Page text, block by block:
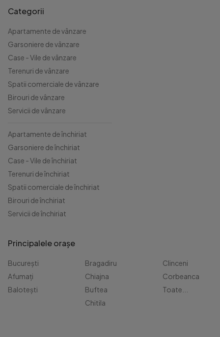
Categorii
Apartamente de vânzare
Garsoniere de vânzare
Case - Vile de vânzare
Terenuri de vânzare
Spatii comerciale de vânzare
Birouri de vânzare
Servicii de vânzare
Apartamente de închiriat
Garsoniere de închiriat
Case - Vile de închiriat
Terenuri de închiriat
Spatii comerciale de închiriat
Birouri de închiriat
Servicii de închiriat
Principalele orașe
București
Afumați
Balotești
Bragadiru
Chiajna
Buftea
Chitila
Clinceni
Corbeanca
Toate...